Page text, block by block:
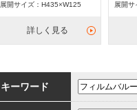
展開サイズ：H435×W125
詳しく見る
展開
キーワード